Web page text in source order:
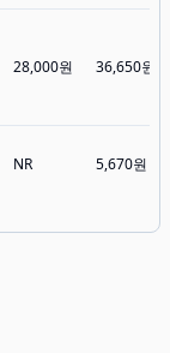
28,000원 36,650원
NR 5,670원